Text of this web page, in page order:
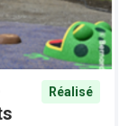
Réalisé